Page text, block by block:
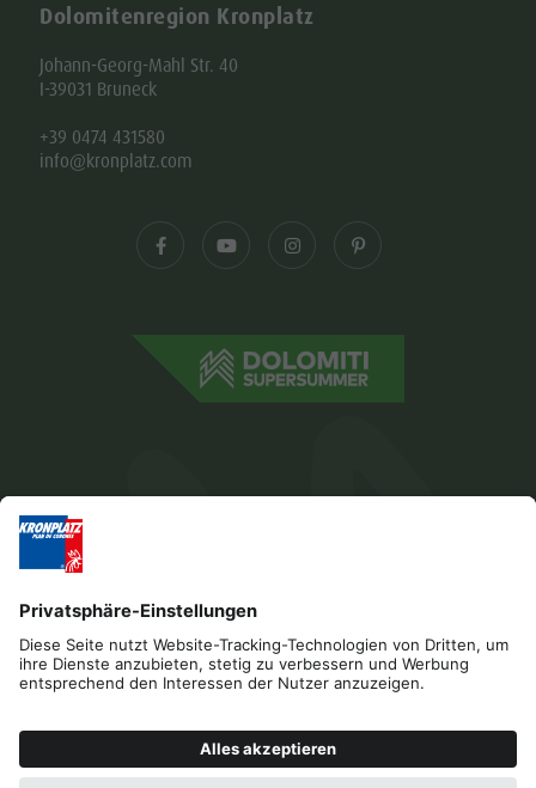
Dolomitenregion Kronplatz
Johann-Georg-Mahl Str. 40
I-39031 Bruneck
+39 0474 431580
info@kronplatz.com
Impressum Datenschutz
Barrierefreiheitserklärung
Kontakt
B2B Cookies Press & Media